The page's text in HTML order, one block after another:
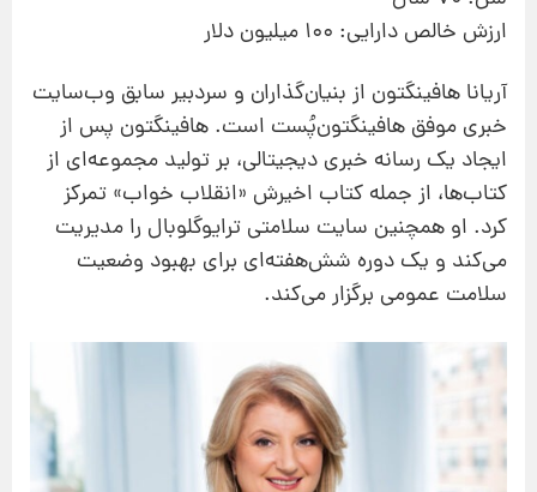
ارزش خالص دارایی: 100 میلیون دلار
آریانا ‌هافینگتون از بنیان‌گذاران و سردبیر سابق وب‌سایت
خبری موفق ‌هافینگتون‌پُست است.‌ هافینگتون پس از
ایجاد یک رسانه خبری دیجیتالی، بر تولید مجموعه‌ای از
کتاب‌ها، از جمله کتاب اخیرش «انقلاب خواب» تمرکز
کرد. او همچنین سایت سلامتی ترایو‌گلوبال را مدیریت
می‌کند و یک دوره شش‌هفته‌ای برای بهبود وضعیت
سلامت عمومی برگزار می‌کند.